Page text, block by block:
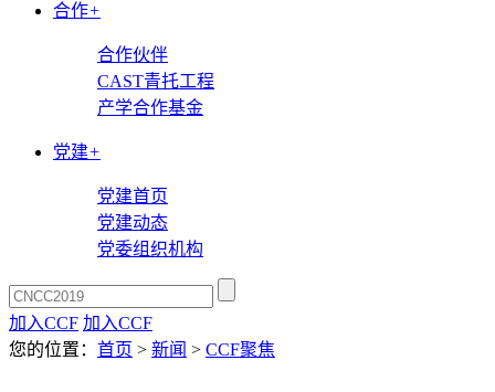
合作+
合作伙伴
CAST青托工程
产学合作基金
党建+
党建首页
党建动态
党委组织机构
加入CCF 加入CCF
您的位置： 首页 > 新闻 > CCF聚焦